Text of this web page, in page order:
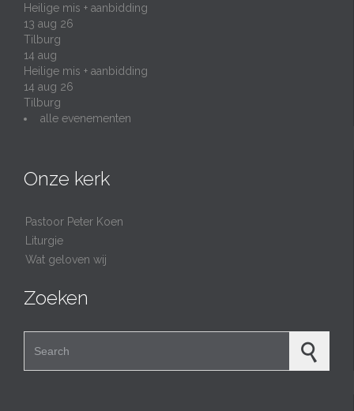
Heilige mis + aanbidding
13 aug 26
Tilburg
14 aug
Heilige mis + aanbidding
14 aug 26
Tilburg
alle evenementen
Onze kerk
Pastoor Peter Koen
Liturgie
Wat geloven wij
Zoeken